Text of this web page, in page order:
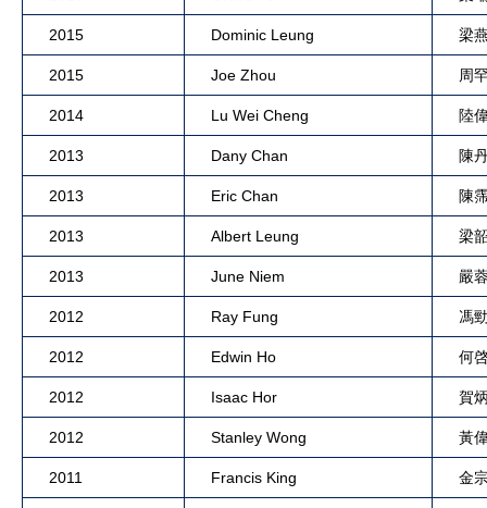
2015 Dominic Leung 梁
2015 Joe Zhou 周
2014 Lu Wei Cheng 陸
2013 Dany Chan 陳
2013 Eric Chan 陳
2013 Albert Leung 梁
2013 June Niem 嚴
2012 Ray Fung 馮
2012 Edwin Ho 何
2012 Isaac Hor 賀
2012 Stanley Wong 黃
2011 Francis King 金